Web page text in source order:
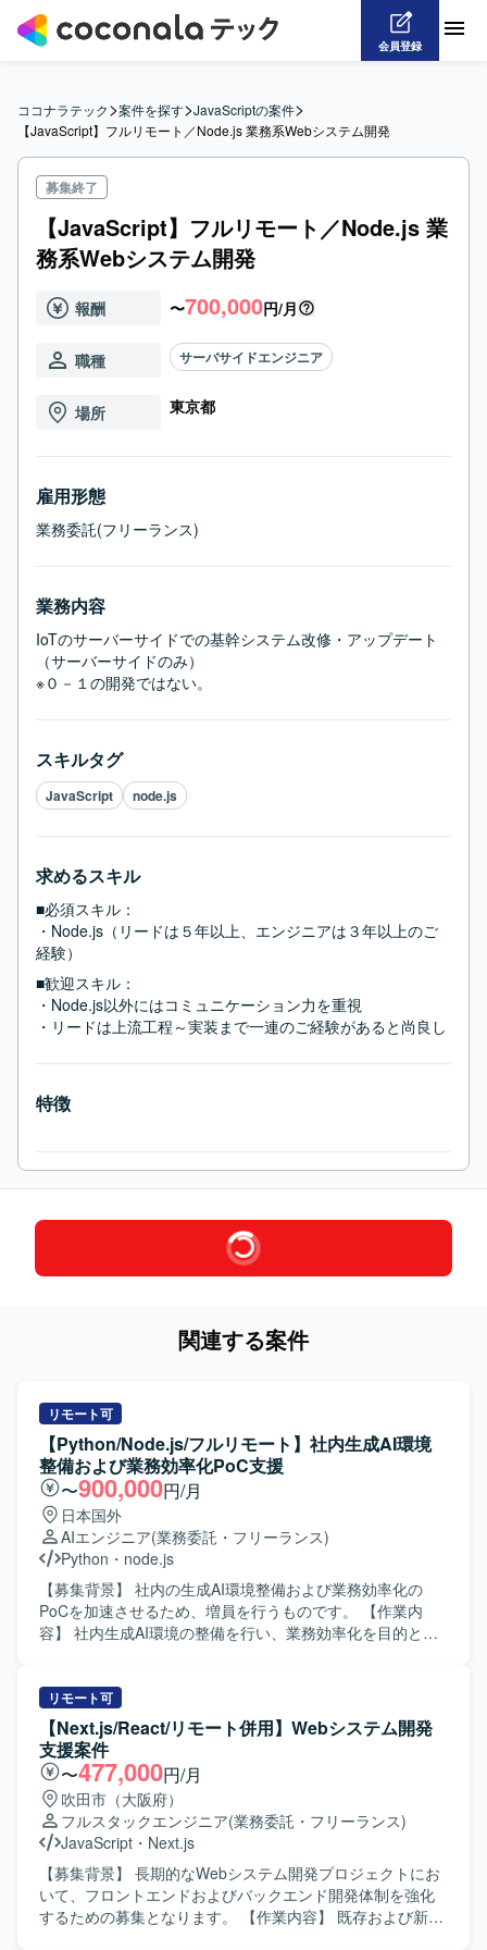
会員登録
ココナラテック>案件を探す>JavaScriptの案件>
【JavaScript】フルリモート／Node.js 業務系Webシステム開発
募集終了
【JavaScript】フルリモート／Node.js 業
務系Webシステム開発
報酬 〜700,000円/月
職種 サーバサイドエンジニア
場所 東京都
雇用形態
業務委託(フリーランス)
業務内容
IoTのサーバーサイドでの基幹システム改修・アップデート
（サーバーサイドのみ）
※０－１の開発ではない。
スキルタグ
JavaScript node.js
求めるスキル
■必須スキル：
・Node.js（リードは５年以上、エンジニアは３年以上のご
経験）
■歓迎スキル：
・Node.js以外にはコミュニケーション力を重視
・リードは上流工程～実装まで一連のご経験があると尚良し
特徴
関連する案件
リモート可
【Python/Node.js/フルリモート】社内生成AI環境
整備および業務効率化PoC支援
〜900,000円/月
日本国外
AIエンジニア(業務委託・フリーランス)
Python ・ node.js
【募集背景】 社内の生成AI環境整備および業務効率化の
PoCを加速させるため、増員を行うものです。 【作業内
容】 社内生成AI環境の整備を行い、業務効率化を目的とし
討、実装および検証、結果の整理とフィードバックなどを
想定しております。 【求める人物像】 生成AIやPoCに強い
興味を持ち、自ら主体的に企画・推進・実装までやり切っ
ていただける方を求めています。関係者とコミュニケーシ
ョンを図りながら、スピード感を持って業務を進められる
方が望ましいです。 【ポジションの魅力】 社内の生成AI活
用をリードし、業務効率化や新たな価値創出に直結する
PoCを推進できるポジションです。生成AI環境整備からPoC
実装まで一気通貫で経験できるため、先端領域での知見と
実績を積むことができます。 【開発環境】 Pythonまたは
node.jsを用いた開発環境およびGitによるソース管理環境を
リモート可
【Next.js/React/リモート併用】Webシステム開発
支援案件
〜477,000円/月
吹田市（大阪府）
フルスタックエンジニア(業務委託・フリーランス)
JavaScript ・ Next.js
【募集背景】 長期的なWebシステム開発プロジェクトにお
いて、フロントエンドおよびバックエンド開発体制を強化
するための募集となります。 【作業内容】 既存および新規